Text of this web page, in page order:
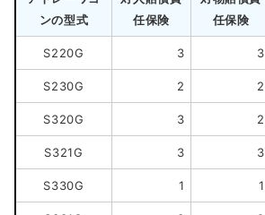
ンの型式
任保険
任保険
S220G 3 3
S230G 2 2
S320G 3 2
S321G 3 3
S330G 1 1